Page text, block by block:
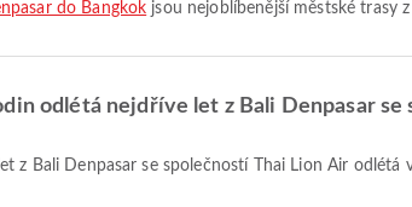
do Bangkok jsou nejoblíbenější městské trasy
odlétá nejdříve let z Bali Denpasar se
let z Bali Denpasar se společností Thai Lion Air